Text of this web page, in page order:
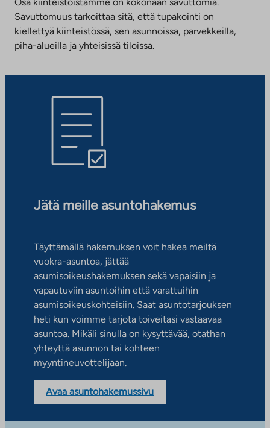
Savuttomuus tarkoittaa sitä, että tupakointi on
kiellettyä kiinteistössä, sen asunnoissa, parvekkeilla,
piha-alueilla ja yhteisissä tiloissa.
Jätä meille asuntohakemus
Täyttämällä hakemuksen voit hakea meiltä
vuokra-asuntoa, jättää
asumisoikeushakemuksen sekä vapaisiin ja
vapautuviin asuntoihin että varattuihin
asumisoikeuskohteisiin. Saat asuntotarjouksen
heti kun voimme tarjota toiveitasi vastaavaa
asuntoa. Mikäli sinulla on kysyttävää, otathan
yhteyttä asunnon tai kohteen
myyntineuvottelijaan.
Avaa asuntohakemussivu